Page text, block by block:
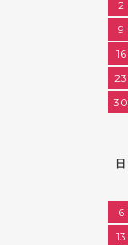
2
9
16
23
30
日
6
13